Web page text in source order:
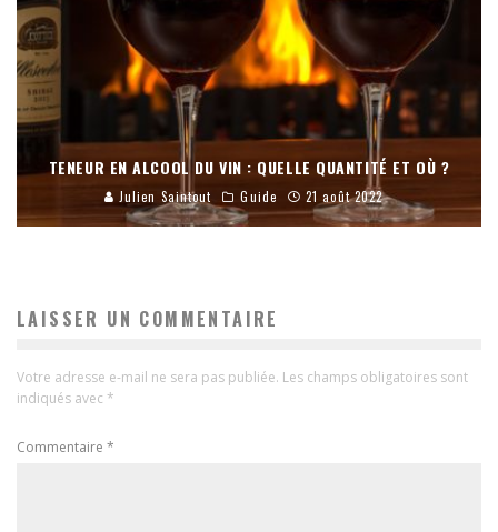
TENEUR EN ALCOOL DU VIN : QUELLE QUANTITÉ ET OÙ ?
Julien Saintout Guide 21 août 2022
LAISSER UN COMMENTAIRE
Votre adresse e-mail ne sera pas publiée. Les champs obligatoires sont
indiqués avec *
Commentaire *